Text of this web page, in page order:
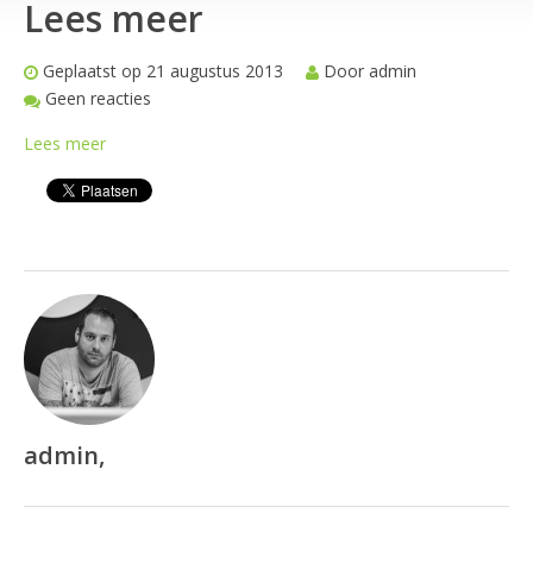
Lees meer
Geplaatst op 21 augustus 2013
Door admin
Geen reacties
Lees meer
admin,